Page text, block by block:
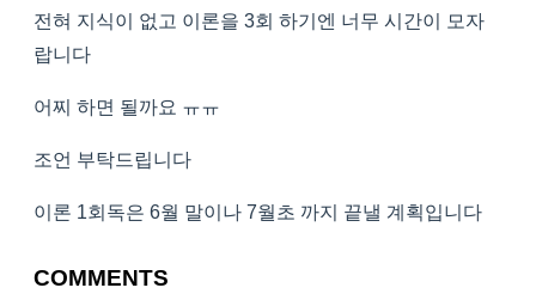
전혀 지식이 없고 이론을 3회 하기엔 너무 시간이 모자
랍니다
어찌 하면 될까요 ㅠㅠ
조언 부탁드립니다
이론 1회독은 6월 말이나 7월초 까지 끝낼 계획입니다
COMMENTS